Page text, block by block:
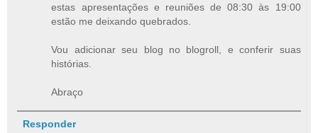
estas apresentações e reuniões de 08:30 às 19:00
estão me deixando quebrados.
Vou adicionar seu blog no blogroll, e conferir suas
histórias.
Abraço
Responder